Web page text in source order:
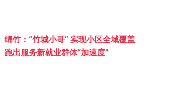
绵竹：“竹城小哥” 实现小区全域覆盖
跑出服务新就业群体“加速度”